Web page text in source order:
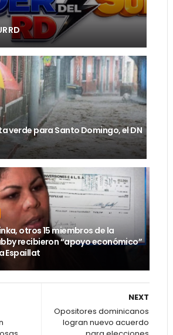
RD
verde para Santo Domingo, el DN
otros 15 miembros de la
recibieron “apoyo económico”
Espaillat
NEXT
Opositores dominicanos
logran nuevo acuerdo